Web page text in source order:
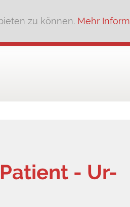
zu können. Mehr
- Ur-